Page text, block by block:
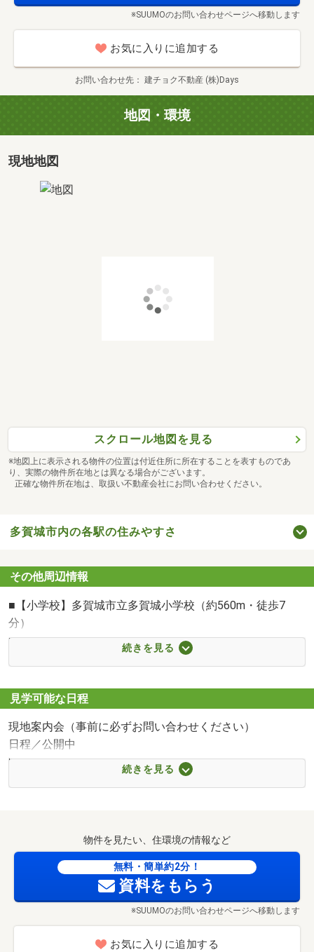
■ご案内時にご自宅・最寄り駅への送迎もOK☆
■昼間時間がない方！夜間のご案内も可能♪
■金融のプロによる住宅ローンの提案と資金計画のご相談
お客様それぞれのご要望に添った資金プランでマイホーム
取得をバックアップ致します。
■弊社の仲介でご成約のお客様限定！新生活に役立つキャ
ンペーン開催中です♪ご購入をご検討の際はぜひ弊社にお任
それでは皆様とお会いできることを、心よりお待ちしてお
ります♪
※SUUMOのお問い合わせページへ移動します
お気に入りに追加する
お問い合わせ先 建チョク不動産 (株)Days
地図・環境
現地地図
スクロール地図を見る
※地図上に表示される物件の位置は付近住所に所在することを表すものであ
り、実際の物件所在地とは異なる場合がございます。
正確な物件所在地は、取扱い不動産会社にお問い合わせください。
多賀城市内の各駅の住みやすさ
その他周辺情報
■【小学校】多賀城市立多賀城小学校（約560m・徒歩7
分）
■【中学校】多賀城市立多賀城中学校（約560m・徒歩7
歩6分）
■【スーパー】ザ・ビッグ多賀城鶴ケ谷店（約560m・徒歩
7分）
■【コンビニ】セブンイレブン多賀城下馬店（約400m・徒
歩5分）
■【ドラッグストア】ツルハドラッグ多賀城中央店（約
続きを見る
見学可能な日程
現地案内会（事前に必ずお問い合わせください）
日程／公開中
時間／9:00～20:00
物件を見るだけ、話を聞くだけの方も大歓迎です！
■ご見学は30分程度のお時間から可能♪
続きを見る
物件を見たい、住環境の情報など
無料・簡単約2分！
資料をもらう
※SUUMOのお問い合わせページへ移動します
お気に入りに追加する